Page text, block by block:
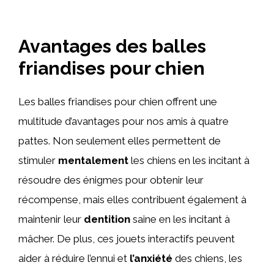
Avantages des balles
friandises pour chien
Les balles friandises pour chien offrent une
multitude d’avantages pour nos amis à quatre
pattes. Non seulement elles permettent de
stimuler mentalement les chiens en les incitant à
résoudre des énigmes pour obtenir leur
récompense, mais elles contribuent également à
maintenir leur dentition saine en les incitant à
mâcher. De plus, ces jouets interactifs peuvent
aider à réduire l’ennui et l’anxiété des chiens, les